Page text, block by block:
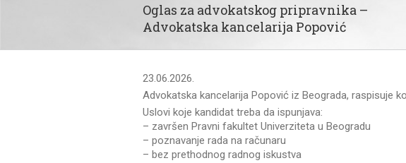
Oglas za advokatskog pripravnika –
Advokatska kancelarija Popović
23.06.2026.
Advokatska kancelarija Popović iz Beograda, raspisuje
Uslovi koje kandidat treba da ispunjava:
– završen Pravni fakultet Univerziteta u Beogradu
– poznavanje rada na računaru
– bez prethodnog radnog iskustva